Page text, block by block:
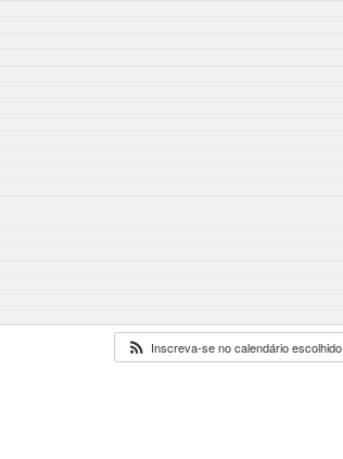
Inscreva-se no calendário escolhido